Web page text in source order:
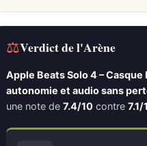
⚖Verdict de l'Arène
Apple Beats Solo 4 –
autonomie et audio sans
une note de 7.4/10 contre 7.1/